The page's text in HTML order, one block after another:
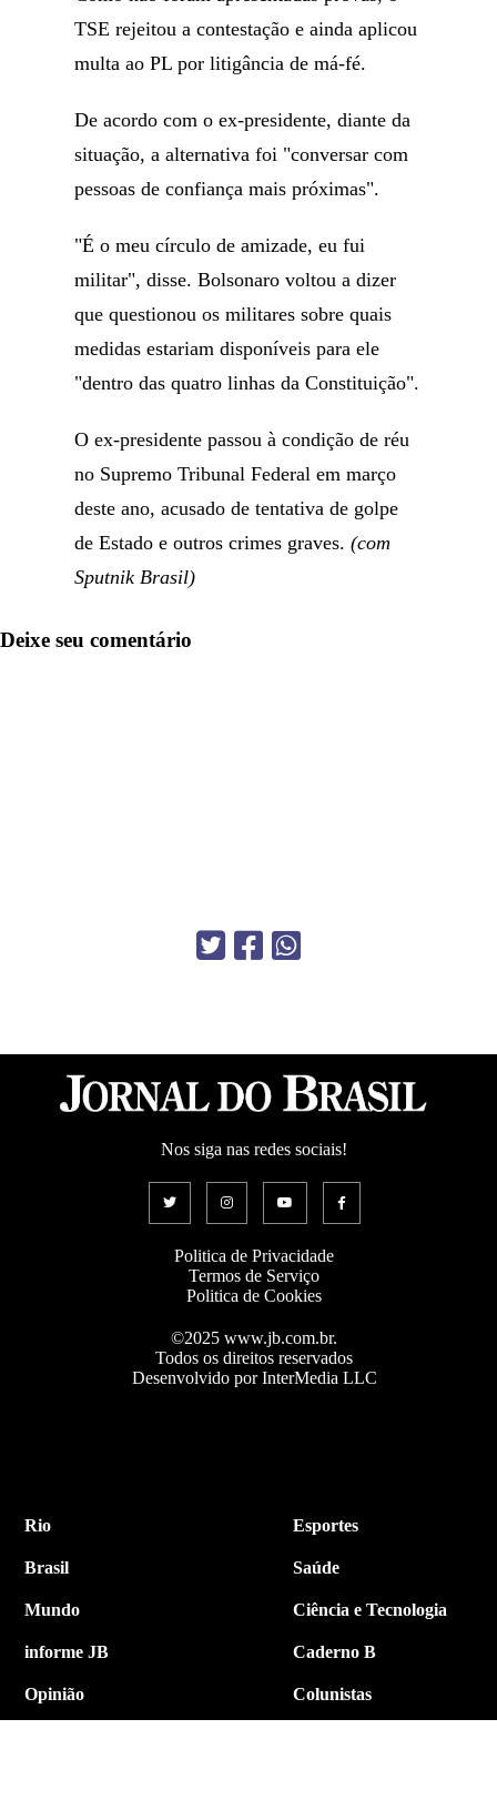
TSE rejeitou a contestação e ainda aplicou
multa ao PL por litigância de má-fé.
De acordo com o ex-presidente, diante da
situação, a alternativa foi "conversar com
pessoas de confiança mais próximas".
"É o meu círculo de amizade, eu fui
militar", disse. Bolsonaro voltou a dizer
que questionou os militares sobre quais
medidas estariam disponíveis para ele
"dentro das quatro linhas da Constituição".
O ex-presidente passou à condição de réu
no Supremo Tribunal Federal em março
deste ano, acusado de tentativa de golpe
de Estado e outros crimes graves.(com
Sputnik Brasil)
Deixe seu comentário
Nos siga nas redes sociais!
Politica de Privacidade
Termos de Serviço
Politica de Cookies
©2025 www.jb.com.br.
Todos os direitos reservados
Desenvolvido por InterMedia LLC
Rio
Brasil
Mundo
informe JB
Opinião
Esportes
Saúde
Ciência e Tecnologia
Caderno B
Colunistas